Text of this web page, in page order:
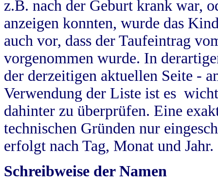
z.B. nach der Geburt krank war,
anzeigen konnten, wurde das
auch vor, dass der Taufeintrag
vorgenommen wurde. In
der derzeitigen aktuellen Seite -
Verwendung der Liste ist es
dahinter zu überprüfen. Eine
technischen Gründen nur
erfolgt nach Tag, Monat und Jahr.
Schreibweise der Namen